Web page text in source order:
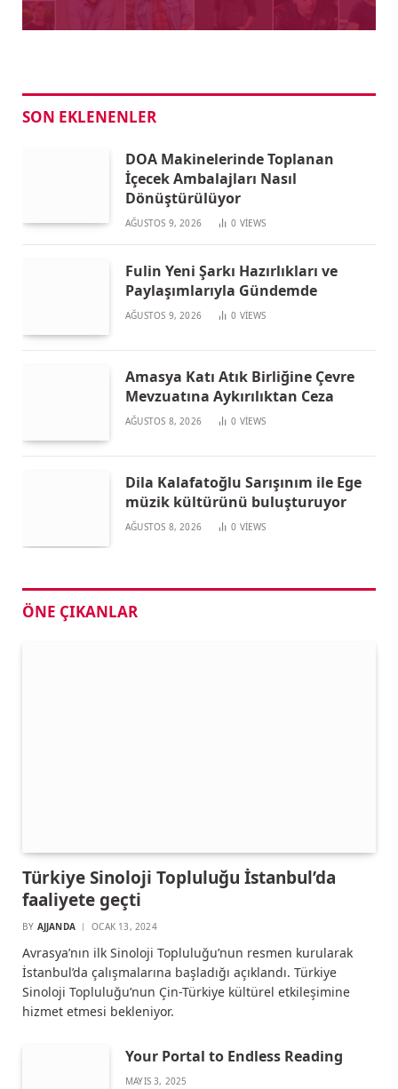
SON EKLENENLER
DOA Makinelerinde Toplanan
İçecek Ambalajları Nasıl
Dönüştürülüyor
AĞUSTOS 9, 2026 0 VIEWS
Fulin Yeni Şarkı Hazırlıkları ve
Paylaşımlarıyla Gündemde
AĞUSTOS 9, 2026 0 VIEWS
Amasya Katı Atık Birliğine Çevre
Mevzuatına Aykırılıktan Ceza
AĞUSTOS 8, 2026 0 VIEWS
Dila Kalafatoğlu Sarışınım ile Ege
müzik kültürünü buluşturuyor
AĞUSTOS 8, 2026 0 VIEWS
ÖNE ÇIKANLAR
Türkiye Sinoloji Topluluğu İstanbul’da
faaliyete geçti
BY AJJANDA OCAK 13, 2024
Avrasya’nın ilk Sinoloji Topluluğu’nun resmen kurularak
İstanbul’da çalışmalarına başladığı açıklandı. Türkiye
Sinoloji Topluluğu’nun Çin-Türkiye kültürel etkileşimine
hizmet etmesi bekleniyor.
Your Portal to Endless Reading
MAYIS 3, 2025